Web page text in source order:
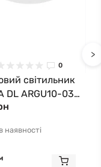
0
світильник
DL ARGU10-033
наявності
>